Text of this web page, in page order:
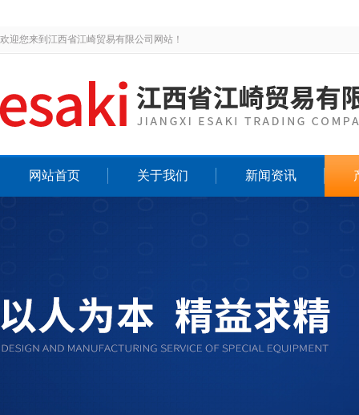
欢迎您来到江西省江崎贸易有限公司网站！
网站首页 关于我们 新闻资讯